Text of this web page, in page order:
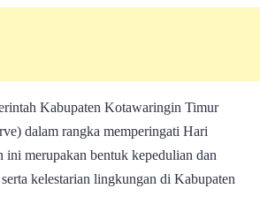
Kabupaten Kotawaringin Timur
dalam rangka memperingati Hari
merupakan bentuk kepedulian dan
kelestarian lingkungan di Kabupaten